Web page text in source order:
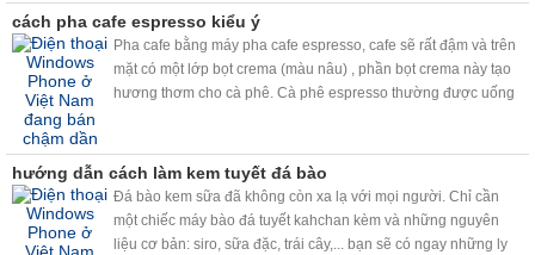
cách pha cafe espresso kiểu ý
Pha cafe bằng máy pha cafe espresso, cafe sẽ rất đậm và trên
mặt có một lớp bọt crema (màu nâu) , phần bọt crema này tạo
hương thơm cho cà phê. Cà phê espresso thường được uống
khẩu vị.
hướng dẫn cách làm kem tuyết đá bào
Đá bào kem sữa đã không còn xa lạ với mọi người. Chỉ cần
một chiếc máy bào đá tuyết kahchan kèm và những nguyên
liệu cơ bản: siro, sữa đặc, trái cây,... bạn sẽ có ngay những ly